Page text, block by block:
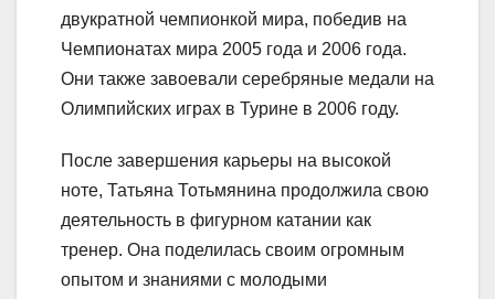
двукратной чемпионкой мира, победив на
Чемпионатах мира 2005 года и 2006 года.
Они также завоевали серебряные медали на
Олимпийских играх в Турине в 2006 году.
После завершения карьеры на высокой
ноте, Татьяна Тотьмянина продолжила свою
деятельность в фигурном катании как
тренер. Она поделилась своим огромным
опытом и знаниями с молодыми